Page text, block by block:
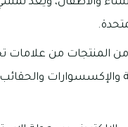
من علامات
والإكسسوارات